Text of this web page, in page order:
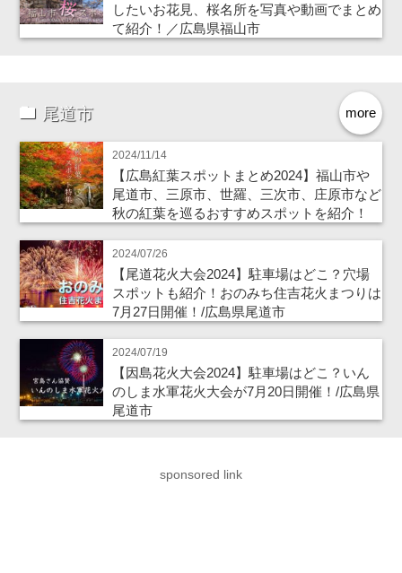
したいお花見、桜名所を写真や動画でまとめ
て紹介！／広島県福山市
more
尾道市
2024/11/14
【広島紅葉スポットまとめ2024】福山市や
尾道市、三原市、世羅、三次市、庄原市など
秋の紅葉を巡るおすすめスポットを紹介！
2024/07/26
【尾道花火大会2024】駐車場はどこ？穴場
スポットも紹介！おのみち住吉花火まつりは
7月27日開催！/広島県尾道市
2024/07/19
【因島花火大会2024】駐車場はどこ？いん
のしま水軍花火大会が7月20日開催！/広島県
尾道市
sponsored link